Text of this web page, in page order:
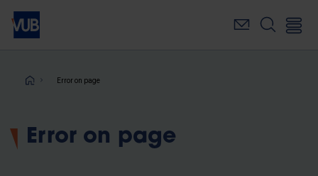
Skip
main
Breadcrumb
Error on page
Error on page